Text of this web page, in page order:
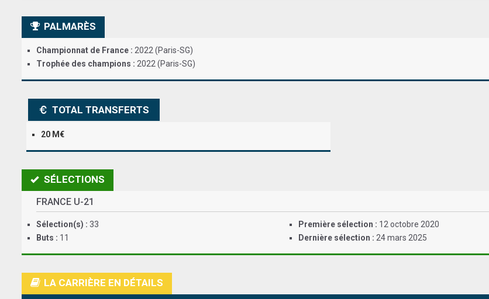
PALMARÈS
Championnat de France : 2022 (Paris-SG)
Trophée des champions : 2022 (Paris-SG)
TOTAL TRANSFERTS
20 M€
SÉLECTIONS
FRANCE U-21
Sélection(s) : 33
Buts : 11
Première sélection : 12 octobre 2020
Dernière sélection : 24 mars 2025
LA CARRIÈRE EN DÉTAILS